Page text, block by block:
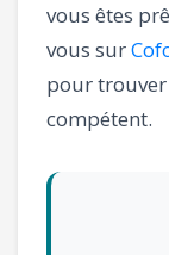
vous êtes
vous sur
pour
compétent.